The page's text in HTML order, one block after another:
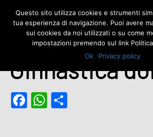
content
Ginnastica
Facebook
WhatsApp
Questo sito utilizza cookies e strumenti
tua esperienza di navigazione. Puoi avere
sui cookies da noi utilizzati o su come
impostazioni premendo sul link
Ok
Privacy policy